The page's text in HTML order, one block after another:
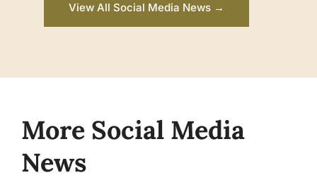
View All Social Media News →
More Social Media
News